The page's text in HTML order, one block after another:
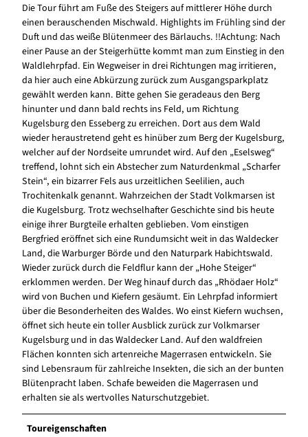
Die Tour führt am Fuße des Steigers auf mittlerer Höhe durch
einen berauschenden Mischwald. Highlights im Frühling sind der
Duft und das weiße Blütenmeer des Bärlauchs. !!Achtung: Nach
einer Pause an der Steigerhütte kommt man zum Einstieg in den
Waldlehrpfad. Ein Wegweiser in drei Richtungen mag irritieren,
da hier auch eine Abkürzung zurück zum Ausgangsparkplatz
gewählt werden kann. Bitte gehen Sie geradeaus den Berg
hinunter und dann bald rechts ins Feld, um Richtung
Kugelsburg den Esseberg zu erreichen. Dort aus dem Wald
wieder heraustretend geht es hinüber zum Berg der Kugelsburg,
welcher auf der Nordseite umrundet wird. Auf den „Eselsweg“
treffend, lohnt sich ein Abstecher zum Naturdenkmal „Scharfer
Stein“, ein bizarrer Fels aus urzeitlichen Seelilien, auch
Trochitenkalk genannt. Wahrzeichen der Stadt Volkmarsen ist
die Kugelsburg. Trotz wechselhafter Geschichte sind bis heute
einige ihrer Burgteile erhalten geblieben. Vom einstigen
Bergfried eröffnet sich eine Rundumsicht weit in das Waldecker
Land, die Warburger Börde und den Naturpark Habichtswald.
Wieder zurück durch die Feldflur kann der „Hohe Steiger“
erklommen werden. Der Weg hinauf durch das „Rhödaer Holz“
wird von Buchen und Kiefern gesäumt. Ein Lehrpfad informiert
über die Besonderheiten des Waldes. Wo einst Kiefern wuchsen,
öffnet sich heute ein toller Ausblick zurück zur Volkmarser
Kugelsburg und in das Waldecker Land. Auf den waldfreien
Flächen konnten sich artenreiche Magerrasen entwickeln. Sie
sind Lebensraum für zahlreiche Insekten, die sich an der bunten
Blütenpracht laben. Schafe beweiden die Magerrasen und
erhalten sie als wertvolles Naturschutzgebiet.
Toureigenschaften